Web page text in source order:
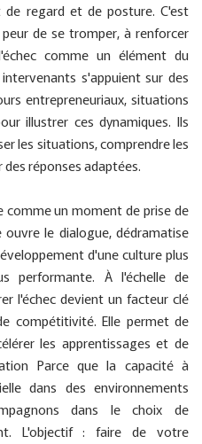
regard et de posture. C'est
de se tromper, à renforcer
comme un élément du
s'appuient sur des
entrepreneuriaux, situations
illustrer ces dynamiques. Ils
les situations, comprendre les
réponses adaptées.
un moment de prise de
le dialogue, dédramatise
d'une culture plus
performante. À l'échelle de
l'échec devient un facteur clé
compétitivité. Elle permet de
les apprentissages et de
Parce que la capacité à
dans des environnements
dans le choix de
L'objectif : faire de votre